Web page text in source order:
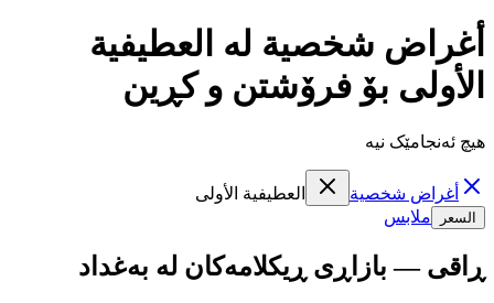
أغراض شخصية لە العطيفية
الأولى بۆ فرۆشتن و کڕین
هیچ ئەنجامێک نیە
أغراض شخصية العطيفية الأولى
السعر ملابس
ڕاقی — بازاڕی ڕیکلامەکان لە بەغداد